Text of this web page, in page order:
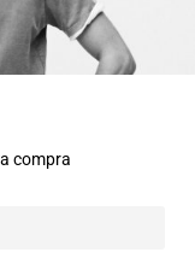
compra